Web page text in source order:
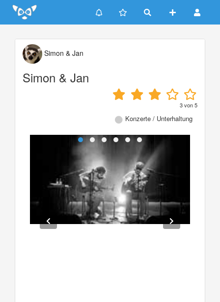
Update cookies preferences
Simon & Jan
Simon & Jan
3von5
Konzerte / Unterhaltung